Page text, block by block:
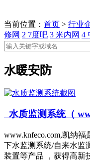
当前位置： 首页 > 行业
修网 2 7度吧 3 米内网 4
水暖安防
水质监测系统（
www.knfeco.com,凯纳
下水监测系统/自来水监
装置等产品 ，获得高新